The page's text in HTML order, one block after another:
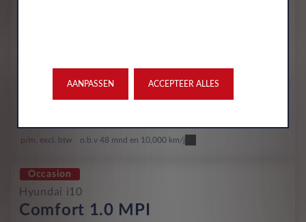
All-inclusive prijs
p/m. excl. btw o.b.v 48 mnd en 10,000 km/j
Occasion
Hyundai i10
Comfort 1.0 MPI
AANPASSEN ACCEPTEER ALLES